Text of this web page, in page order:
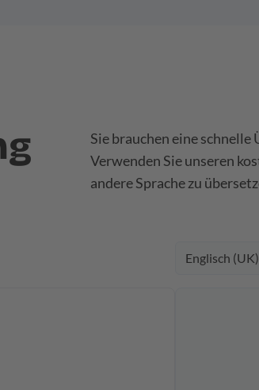
Sie brauchen eine schnelle
Verwenden Sie unseren
andere Sprache zu